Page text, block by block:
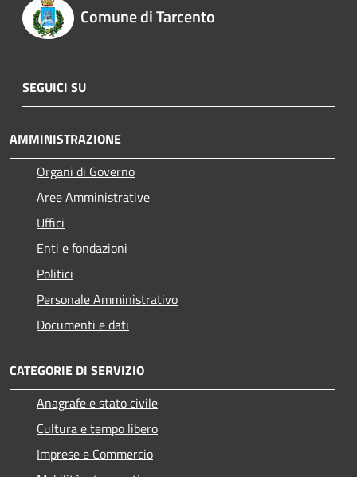
Comune di Tarcento
SEGUICI SU
AMMINISTRAZIONE
Organi di Governo
Aree Amministrative
Uffici
Enti e fondazioni
Politici
Personale Amministrativo
Documenti e dati
CATEGORIE DI SERVIZIO
Anagrafe e stato civile
Cultura e tempo libero
Imprese e Commercio